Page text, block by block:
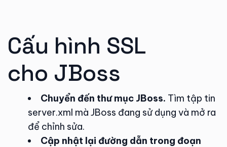
Cấu hình SSL
cho JBoss
Chuyển đến thư mục JBoss. Tìm tập tin
server.xml mà JBoss đang sử dụng và mở ra
để chỉnh sửa.
Cập nhật lại đường dẫn trong đoạn